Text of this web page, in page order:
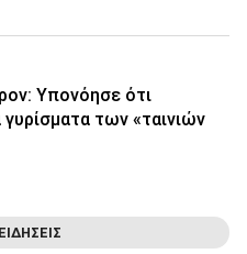
Υπονόησε ότι
των «ταινιών